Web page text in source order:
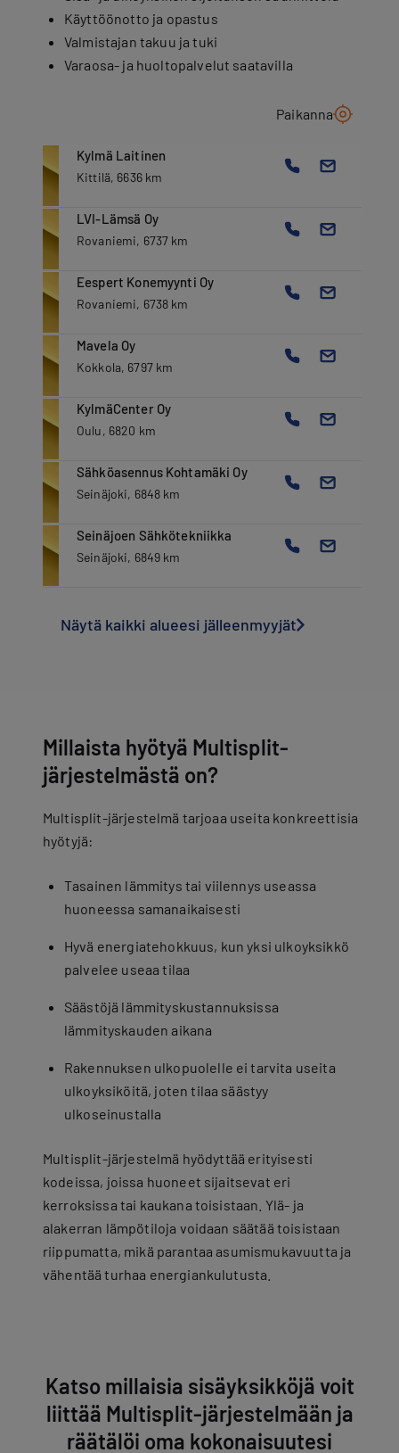
Käyttöönotto ja opastus
Valmistajan takuu ja tuki
Varaosa- ja huoltopalvelut saatavilla
Paikanna
Kylmä Laitinen
Kittilä, 6636 km
LVI-Lämsä Oy
Rovaniemi, 6737 km
Eespert Konemyynti Oy
Rovaniemi, 6738 km
Mavela Oy
Kokkola, 6797 km
KylmäCenter Oy
Oulu, 6820 km
Sähköasennus Kohtamäki Oy
Seinäjoki, 6848 km
Seinäjoen Sähkötekniikka
Seinäjoki, 6849 km
Näytä kaikki alueesi jälleenmyyjät
Millaista hyötyä Multisplit-
järjestelmästä on?
Multisplit-järjestelmä tarjoaa useita konkreettisia
hyötyjä:
Tasainen lämmitys tai viilennys useassa
huoneessa samanaikaisesti
Hyvä energiatehokkuus, kun yksi ulkoyksikkö
palvelee useaa tilaa
Säästöjä lämmityskustannuksissa
lämmityskauden aikana
Rakennuksen ulkopuolelle ei tarvita useita
ulkoyksiköitä, joten tilaa säästyy
ulkoseinustalla
Multisplit-järjestelmä hyödyttää erityisesti
kodeissa, joissa huoneet sijaitsevat eri
kerroksissa tai kaukana toisistaan. Ylä- ja
alakerran lämpötiloja voidaan säätää toisistaan
riippumatta, mikä parantaa asumismukavuutta ja
vähentää turhaa energiankulutusta.
Katso millaisia sisäyksikköjä voit
liittää Multisplit-järjestelmään ja
räätälöi oma kokonaisuutesi